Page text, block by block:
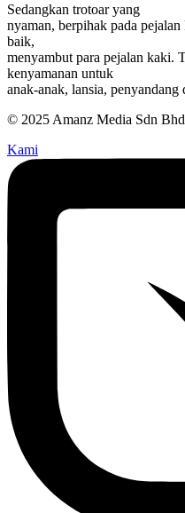
Sedangkan trotoar yang
nyaman, berpihak pada
baik,
menyambut para pejalan kaki.
kenyamanan untuk
anak-anak, lansia, penyandang
© 2025 Amanz Media Sdn Bhd
Kami